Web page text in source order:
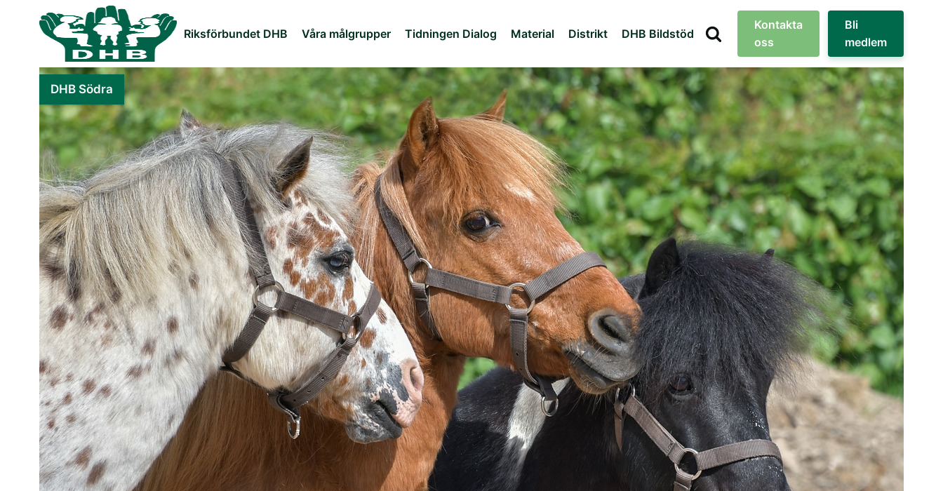
Riksförbundet DHB Våra målgrupper Tidningen Dialog Material Distrikt DHB Bildstöd
Kontakta
oss
Bli
medlem
DHB Södra